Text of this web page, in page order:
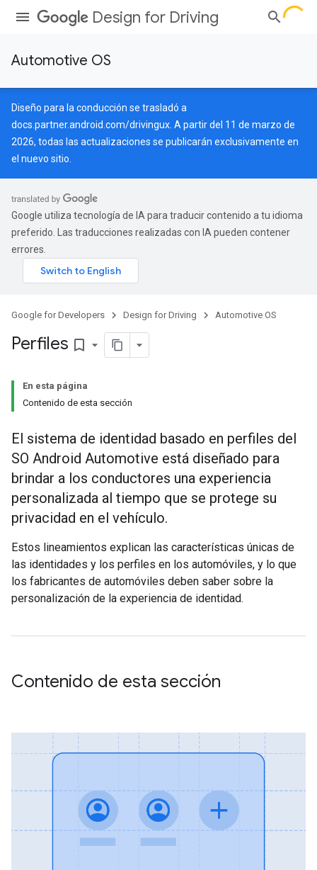
Design for Driving
Automotive OS
Diseño para la conducción se trasladó a
docs.partner.android.com/drivingux . A partir del 11 de marzo de
2026, todas las actualizaciones se publicarán exclusivamente en
el nuevo sitio.
Google utiliza tecnología de IA para traducir contenido a tu idioma
preferido. Las traducciones realizadas con IA pueden contener
errores.
Google for Developers Design for Driving Automotive OS
Perfiles bookmark_border
En esta página
Contenido de esta sección
El sistema de identidad basado en perfiles del
SO Android Automotive está diseñado para
brindar a los conductores una experiencia
personalizada al tiempo que se protege su
privacidad en el vehículo.
Estos lineamientos explican las características únicas de
las identidades y los perfiles en los automóviles, y lo que
los fabricantes de automóviles deben saber sobre la
personalización de la experiencia de identidad.
Contenido de esta sección